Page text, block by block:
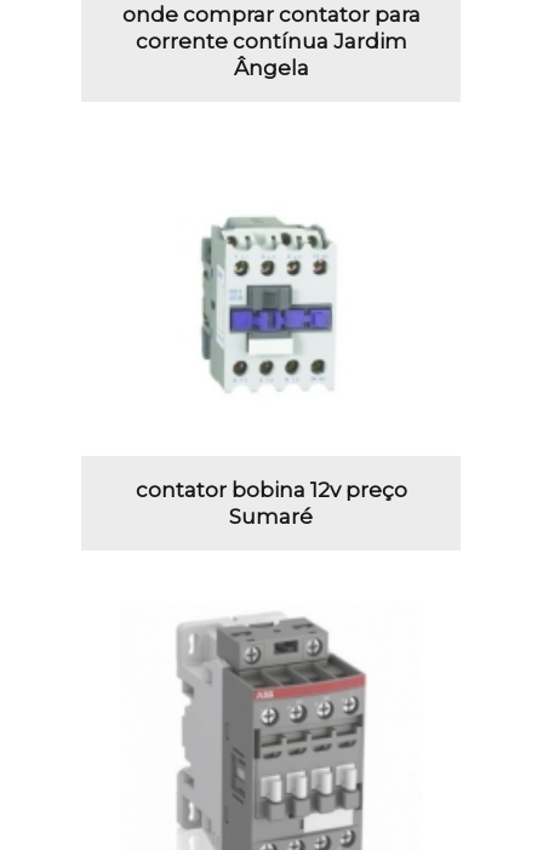
onde comprar contator para
corrente contínua Jardim
Ângela
contator bobina 12v preço
Sumaré